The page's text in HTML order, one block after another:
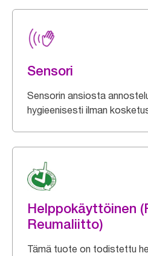
Sensori
Sensorin ansiosta
hygieenisesti ilman
Helppokäyttöinen
Reumaliitto)
Tämä tuote on todistettu